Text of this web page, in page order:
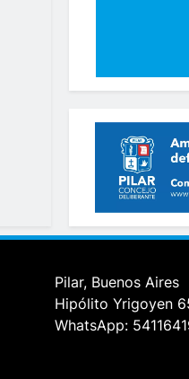
Pilar, Buenos Aires
Hipólito Yrigoyen
WhatsApp: